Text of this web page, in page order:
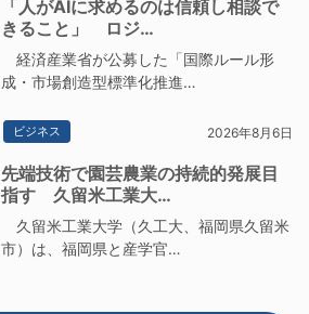
「人がAIに求めるのは信頼し相談で
きること」 ロジ…
経済産業省が公募した「国際ルール形
成・市場創造型標準化推進…
ビジネス 2026年8月6日
先端技術で園芸農業の持続的発展目
指す 久留米工業大…
久留米工業大学（久工大、福岡県久留米
市）は、福岡県と産学官…